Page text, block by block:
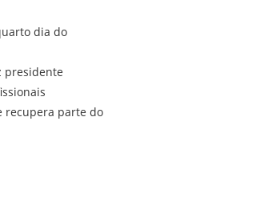
dia do
presidente
recupera parte do